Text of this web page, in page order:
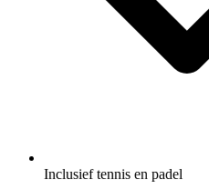
Inclusief tennis en padel